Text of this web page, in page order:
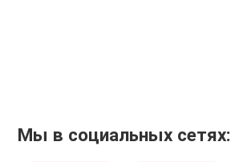
Мы в социальных сетях: